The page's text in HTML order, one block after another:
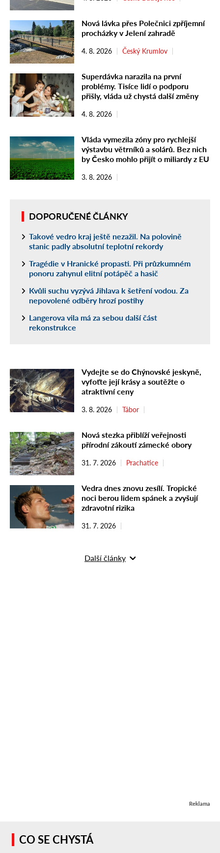
Nová lávka přes Polečnici zpříjemní
procházky v Jelení zahradě
4. 8. 2026 Český Krumlov
Superdávka narazila na první
problémy. Tisíce lidí o podporu
přišly, vláda už chystá další změny
4. 8. 2026
Vláda vymezila zóny pro rychlejší
výstavbu větrníků a solárů. Bez nich
by Česko mohlo přijít o miliardy z EU
3. 8. 2026
DOPORUČENÉ ČLÁNKY
Takové vedro kraj ještě nezažil. Na polovině
stanic padly absolutní teplotní rekordy
Tragédie v Hranické propasti. Při průzkumném
ponoru zahynul elitní potápěč a hasič
Kvůli suchu vyzývá Jihlava k šetření vodou. Za
nepovolené odběry hrozí postihy
Langerova vila má za sebou další část
rekonstrukce
Vydejte se do Chýnovské jeskyně,
vyfoťte její krásy a soutěžte o
atraktivní ceny
3. 8. 2026 Tábor
Nová stezka přiblíží veřejnosti
přírodní zákoutí zámecké obory
31. 7. 2026 Prachatice
Vedra dnes znovu zesílí. Tropické
noci berou lidem spánek a zvyšují
zdravotní rizika
31. 7. 2026
Další články
Reklama
CO SE CHYSTÁ